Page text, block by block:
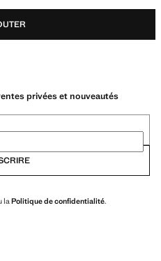
privées et nouveautés
la Politique de confidentialité.